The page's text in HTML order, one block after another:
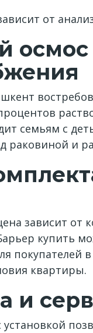
от
семьям с
раковиной и
зависит от
купить
покупателей
квартиры.
и